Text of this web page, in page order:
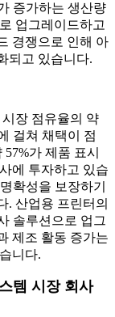
증가하는 생산량
업그레이드하고
경쟁으로 인해 아
되고 있습니다.
장 점유율의 약
걸쳐 채택이 점
가 제품 표시
에 투자하고 있습
확성을 보장하기
. 산업용 프린터의
솔루션으로 업그
제조 활동 증가는
니다.
템 시장 회사